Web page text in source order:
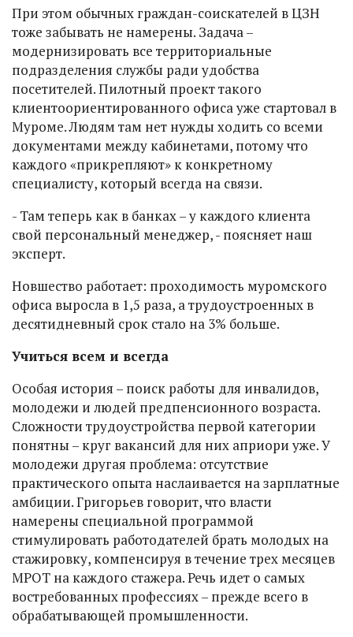
При этом обычных граждан-соискателей в ЦЗН
тоже забывать не намерены. Задача –
модернизировать все территориальные
подразделения службы ради удобства
посетителей. Пилотный проект такого
клиентоориентированного офиса уже стартовал в
Муроме. Людям там нет нужды ходить со всеми
документами между кабинетами, потому что
каждого «прикрепляют» к конкретному
специалисту, который всегда на связи.
- Там теперь как в банках – у каждого клиента
свой персональный менеджер, - поясняет наш
эксперт.
Новшество работает: проходимость муромского
офиса выросла в 1,5 раза, а трудоустроенных в
десятидневный срок стало на 3% больше.
Учиться всем и всегда
Особая история – поиск работы для инвалидов,
молодежи и людей предпенсионного возраста.
Сложности трудоустройства первой категории
понятны – круг вакансий для них априори уже. У
молодежи другая проблема: отсутствие
практического опыта наслаивается на зарплатные
амбиции. Григорьев говорит, что власти
намерены специальной программой
стимулировать работодателей брать молодых на
стажировку, компенсируя в течение трех месяцев
МРОТ на каждого стажера. Речь идет о самых
востребованных профессиях – прежде всего в
обрабатывающей промышленности.